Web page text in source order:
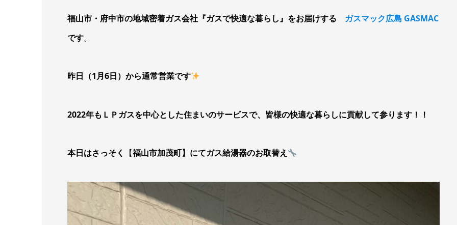
福山市・府中市の地域密着ガス会社『ガスで快適な暮らし』をお届けする ガスマック広島 GASMAC
です。
昨日（1月6日）から通常営業です
2022年もＬＰガスを中心とした住まいのサービスで、皆様の快適な暮らしに貢献して参ります！！
本日はさっそく 【福山市加茂町】にてガス給湯器のお取替え